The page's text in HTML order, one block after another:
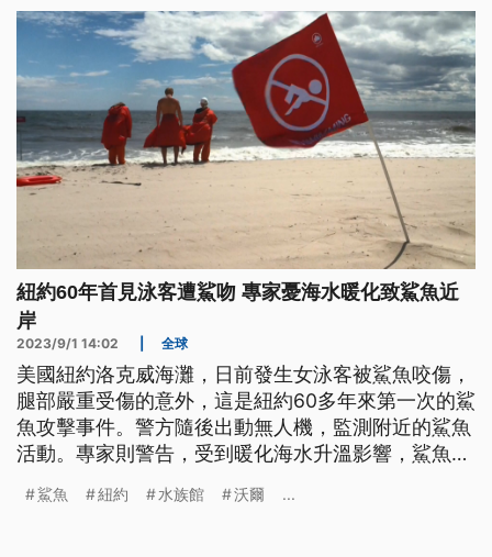
紐約60年首見泳客遭鯊吻 專家憂海水暖化致鯊魚近
岸
2023/9/1 14:02 全球
美國紐約洛克威海灘，日前發生女泳客被鯊魚咬傷，
腿部嚴重受傷的意外，這是紐約60多年來第一次的鯊
魚攻擊事件。警方隨後出動無人機，監測附近的鯊魚
活動。專家則警告，受到暖化海水升溫影響，鯊魚有
鯊魚 紐約 水族館 沃爾 ...